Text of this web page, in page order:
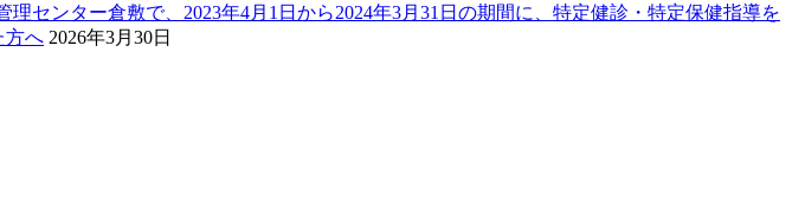
センター倉敷で、2023年4月1日から2024年3月31日の期間に、特定健診・特定保健指導を
方へ 2026年3月30日